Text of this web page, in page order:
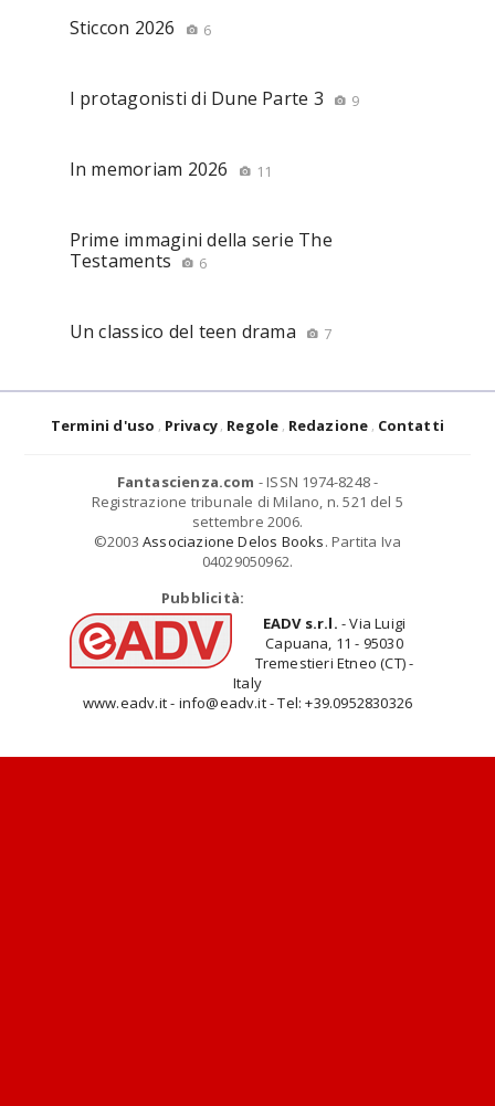
Sticcon 2026 6
I protagonisti di Dune Parte 3 9
In memoriam 2026 11
Prime immagini della serie The
Testaments
6
Un classico del teen drama 7
Termini d'uso Privacy Regole Redazione Contatti
Fantascienza.com - ISSN 1974-8248 -
Registrazione tribunale di Milano, n. 521 del 5
settembre 2006.
©2003 Associazione Delos Books. Partita Iva
04029050962.
Pubblicità:
EADV s.r.l. - Via Luigi
Capuana, 11 - 95030
Tremestieri Etneo (CT) -
Italy
www.eadv.it - info@eadv.it - Tel: +39.0952830326